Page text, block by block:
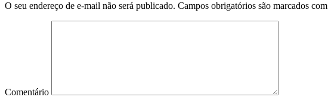
O seu endereço de e-mail não será publicado. Campos obrigatórios são marcados com
Comentário